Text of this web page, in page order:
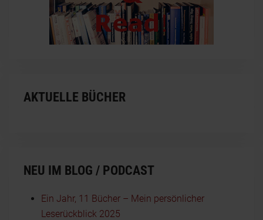
AKTUELLE BÜCHER
NEU IM BLOG / PODCAST
Ein Jahr, 11 Bücher – Mein persönlicher
Leserückblick 2025